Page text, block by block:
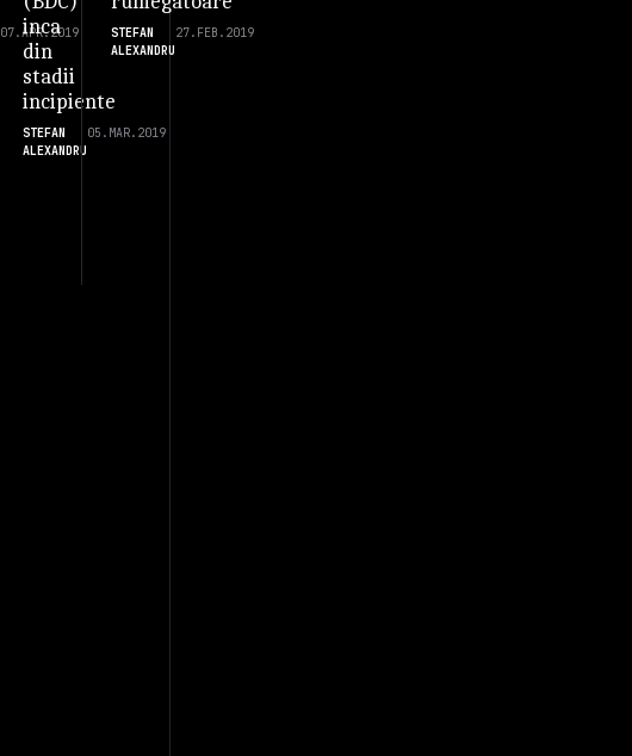
07.APR.2019
inca
din
stadii
incipiente
STEFAN
ALEXANDRU
05.MAR.2019
STEFAN
ALEXANDRU
27.FEB.2019